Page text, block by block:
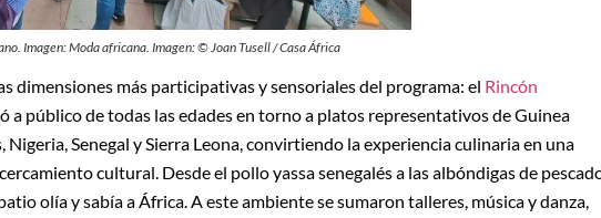
Imagen: Moda africana. Imagen: © Joan Tusell / Casa África
dimensiones más participativas y sensoriales del programa: el Rincón
a público de todas las edades en torno a platos representativos de Guinea
Senegal y Sierra Leona, convirtiendo la experiencia culinaria en una
cultural. Desde el pollo yassa senegalés a las albóndigas de
olía y sabía a África. A este ambiente se sumaron talleres, música y danza,